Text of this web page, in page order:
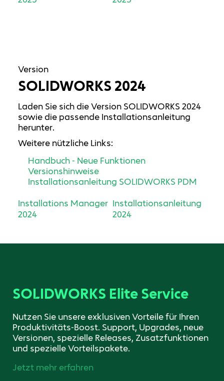
Version
SOLIDWORKS 2024
Laden Sie sich die Version SOLIDWORKS 2024
sowie die passende Installationsanleitung
herunter.
Weitere nützliche Links:
Handbuch - Neue Funktionen
Versionshinweise
Installationsanleitung SOLIDWORKS PDM
Installations Manager
2024
Installationsanleitung
2024
SOLIDWORKS Elite Service
Nutzen Sie unsere exklusiven Vorteile für Ihren
Produktivitäts-Boost. Support, Upgrades, neue
Versionen, spezielle Releases, Zusatzfunktionen
und spezielle Vorteilspakete.
Jetzt mehr erfahren